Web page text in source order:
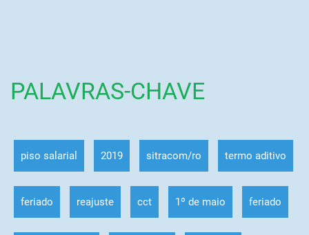
PALAVRAS-CHAVE
piso salarial 2019 sitracom/ro termo aditivo
feriado reajuste cct 1º de maio feriado